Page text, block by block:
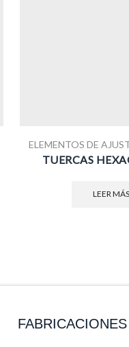
ELEMENTOS DE
TUERCAS
LEER MÁS
FABRICACIONES